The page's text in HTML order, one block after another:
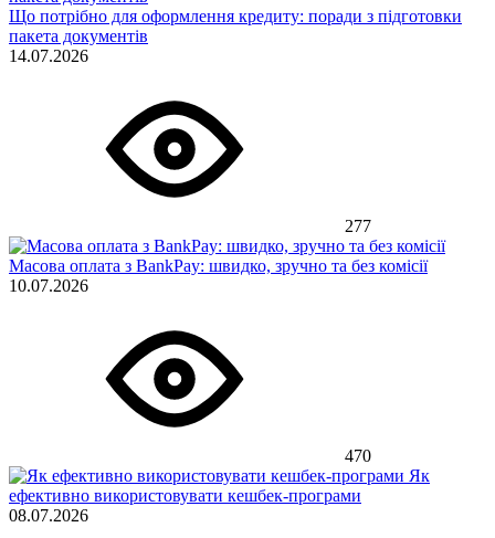
Що потрібно для оформлення кредиту: поради з підготовки
пакета документів
14.07.2026
277
Масова оплата з BankPay: швидко, зручно та без комісії
10.07.2026
470
Як
ефективно використовувати кешбек-програми
08.07.2026